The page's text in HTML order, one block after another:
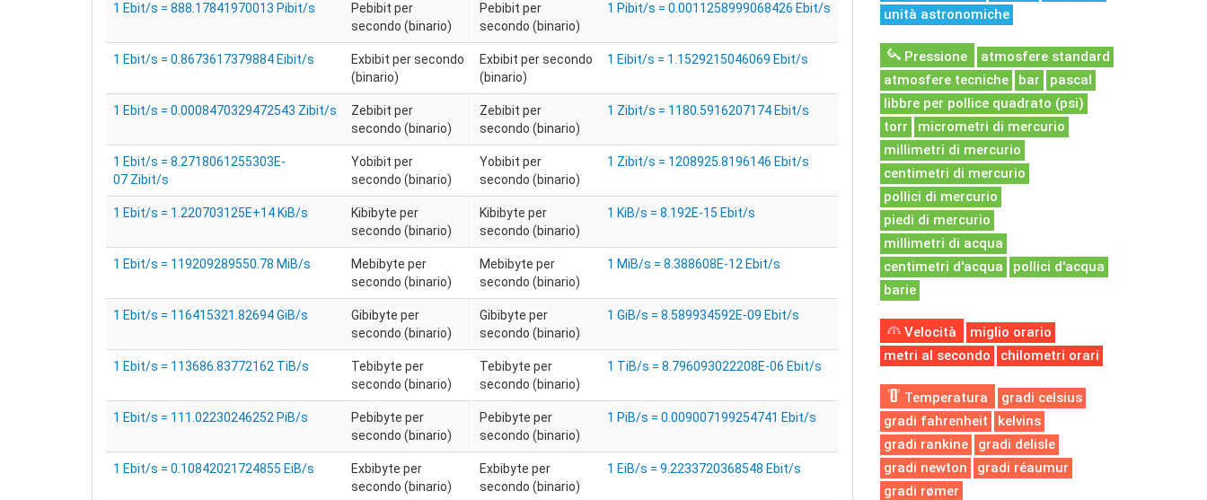
1 Ebit/s = 888.17841970013 Pibit/s
Pebibit per
secondo (binario)
1 Ebit/s = 0.8673617379884 Eibit/s
Exbibit per secondo
(binario)
1 Ebit/s = 0.0008470329472543 Zibit/s
Zebibit per
secondo (binario)
1 Ebit/s = 8.2718061255303E-
07 Zibit/s
Yobibit per
secondo (binario)
1 Ebit/s = 1.220703125E+14 KiB/s
Kibibyte per
secondo (binario)
1 Ebit/s = 119209289550.78 MiB/s
Mebibyte per
secondo (binario)
1 Ebit/s = 116415321.82694 GiB/s
Gibibyte per
secondo (binario)
1 Ebit/s = 113686.83772162 TiB/s
Tebibyte per
secondo (binario)
1 Ebit/s = 111.02230246252 PiB/s
Pebibyte per
secondo (binario)
1 Ebit/s = 0.10842021724855 EiB/s
Exbibyte per
secondo (binario)
Pebibit per
secondo (binario)
1 Pibit/s = 0.0011258999068426 Ebit/s
Exbibit per secondo
(binario)
1 Eibit/s = 1.1529215046069 Ebit/s
Zebibit per
secondo (binario)
1 Zibit/s = 1180.5916207174 Ebit/s
Yobibit per
secondo (binario)
1 Zibit/s = 1208925.8196146 Ebit/s
Kibibyte per
secondo (binario)
1 KiB/s = 8.192E-15 Ebit/s
Mebibyte per
secondo (binario)
1 MiB/s = 8.388608E-12 Ebit/s
Gibibyte per
secondo (binario)
1 GiB/s = 8.589934592E-09 Ebit/s
Tebibyte per
secondo (binario)
1 TiB/s = 8.796093022208E-06 Ebit/s
Pebibyte per
secondo (binario)
1 PiB/s = 0.009007199254741 Ebit/s
Exbibyte per
secondo (binario)
1 EiB/s = 9.2233720368548 Ebit/s
unità astronomiche
Pressione
atmosfere standard
atmosfere tecniche
bar
pascal
libbre per pollice quadrato (psi)
torr
micrometri di mercurio
millimetri di mercurio
centimetri di mercurio
pollici di mercurio
piedi di mercurio
millimetri di acqua
centimetri d'acqua
pollici d'acqua
barie
Velocità
miglio orario
metri al secondo
chilometri orari
Temperatura
gradi celsius
gradi fahrenheit
kelvins
gradi rankine
gradi delisle
gradi newton
gradi réaumur
gradi rømer